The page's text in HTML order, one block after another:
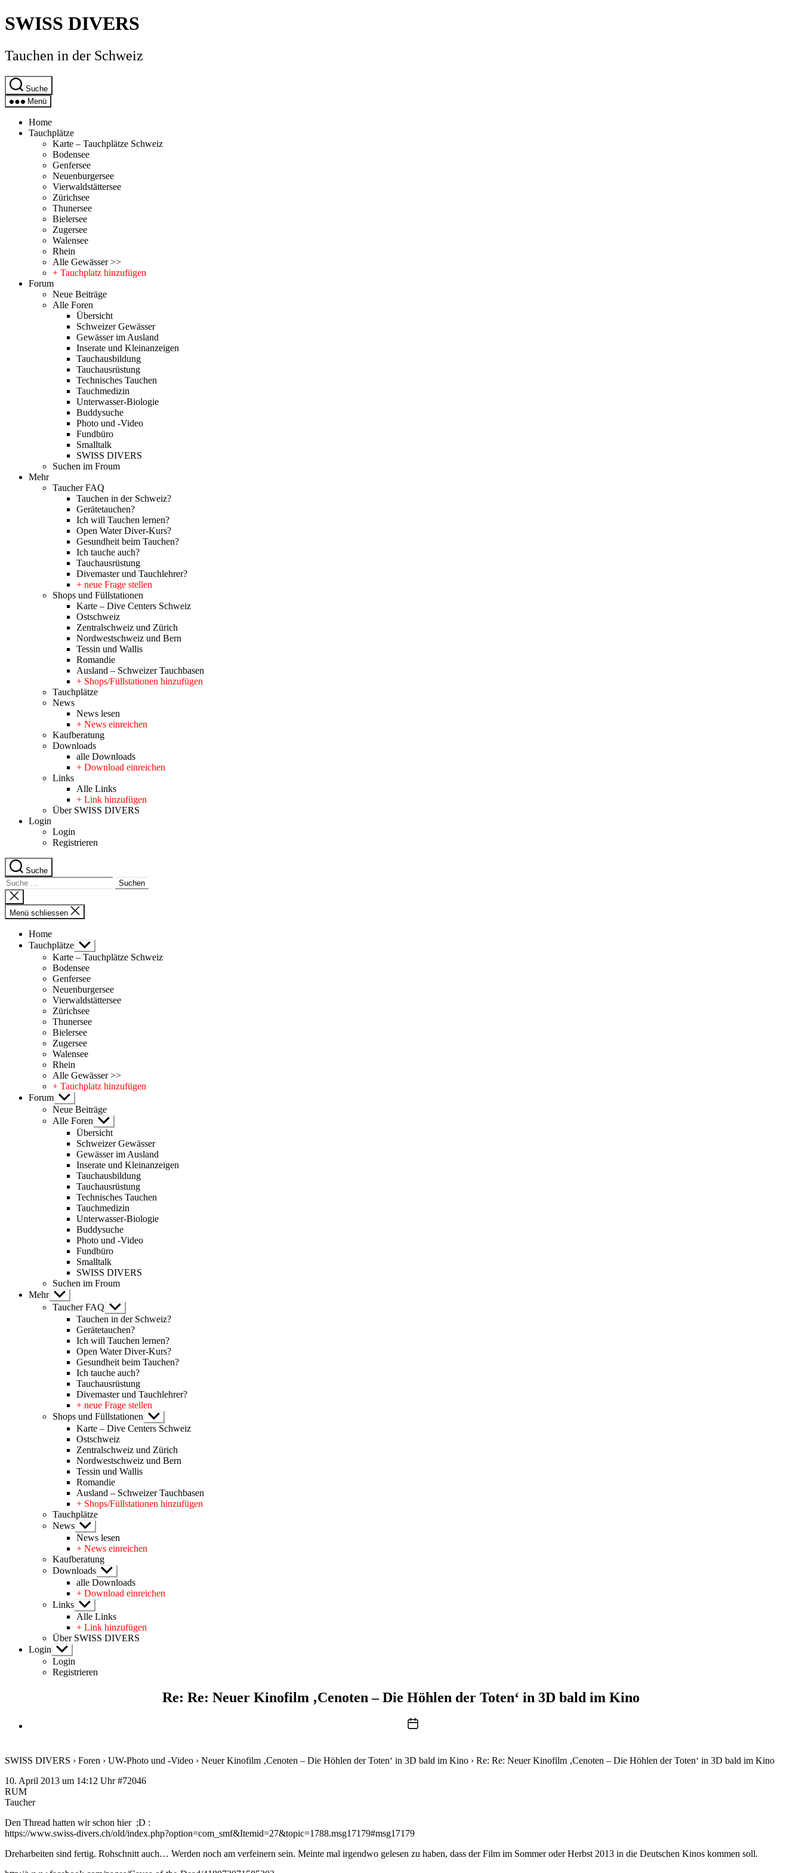
Direkt
zum
wechseln
SWISS DIVERS
Tauchen in der Schweiz
Suche
Menü
Home
Tauchplätze
Karte – Tauchplätze Schweiz
Bodensee
Genfersee
Neuenburgersee
Vierwaldstättersee
Zürichsee
Thunersee
Bielersee
Zugersee
Walensee
Rhein
Alle Gewässer >>
+ Tauchplatz hinzufügen
Forum
Neue Beiträge
Alle Foren
Übersicht
Schweizer Gewässer
Gewässer im Ausland
Inserate und Kleinanzeigen
Tauchausbildung
Tauchausrüstung
Technisches Tauchen
Tauchmedizin
Unterwasser-Biologie
Buddysuche
Photo und -Video
Fundbüro
Smalltalk
SWISS DIVERS
Suchen im Froum
Mehr
Taucher FAQ
Tauchen in der Schweiz?
Gerätetauchen?
Ich will Tauchen lernen?
Open Water Diver-Kurs?
Gesundheit beim Tauchen?
Ich tauche auch?
Tauchausrüstung
Divemaster und Tauchlehrer?
+ neue Frage stellen
Shops und Füllstationen
Karte – Dive Centers Schweiz
Ostschweiz
Zentralschweiz und Zürich
Nordwestschweiz und Bern
Tessin und Wallis
Romandie
Ausland – Schweizer Tauchbasen
+ Shops/Füllstationen hinzufügen
Tauchplätze
News
News lesen
+ News einreichen
Kaufberatung
Downloads
alle Downloads
+ Download einreichen
Links
Alle Links
+ Link hinzufügen
Über SWISS DIVERS
Login
Login
Registrieren
Suche
Suche
nach:
Suche
schliessen
Menü schliessen
Home
Tauchplätze Untermenü
anzeigen
Karte – Tauchplätze Schweiz
Bodensee
Genfersee
Neuenburgersee
Vierwaldstättersee
Zürichsee
Thunersee
Bielersee
Zugersee
Walensee
Rhein
Alle Gewässer >>
+ Tauchplatz hinzufügen
Forum Untermenü
anzeigen
Neue Beiträge
Alle Foren Untermenü
anzeigen
Übersicht
Schweizer Gewässer
Gewässer im Ausland
Inserate und Kleinanzeigen
Tauchausbildung
Tauchausrüstung
Technisches Tauchen
Tauchmedizin
Unterwasser-Biologie
Buddysuche
Photo und -Video
Fundbüro
Smalltalk
SWISS DIVERS
Suchen im Froum
Mehr Untermenü
anzeigen
Taucher FAQ Untermenü
anzeigen
Tauchen in der Schweiz?
Gerätetauchen?
Ich will Tauchen lernen?
Open Water Diver-Kurs?
Gesundheit beim Tauchen?
Ich tauche auch?
Tauchausrüstung
Divemaster und Tauchlehrer?
+ neue Frage stellen
Shops und Füllstationen Untermenü
anzeigen
Karte – Dive Centers Schweiz
Ostschweiz
Zentralschweiz und Zürich
Nordwestschweiz und Bern
Tessin und Wallis
Romandie
Ausland – Schweizer Tauchbasen
+ Shops/Füllstationen hinzufügen
Tauchplätze
News Untermenü
anzeigen
News lesen
+ News einreichen
Kaufberatung
Downloads Untermenü
anzeigen
alle Downloads
+ Download einreichen
Links Untermenü
anzeigen
Alle Links
+ Link hinzufügen
Über SWISS DIVERS
Login Untermenü
anzeigen
Login
Registrieren
Re: Re: Neuer Kinofilm ‚Cenoten – Die Höhlen der Toten‘ in 3D bald im Kino
Beitragsdatum
SWISS DIVERS › Foren › UW-Photo und -Video › Neuer Kinofilm ‚Cenoten – Die Höhlen der Toten‘ in 3D bald im Kino › Re: Re: Neuer Kinofilm ‚Cenoten – Die Höhlen der Toten‘ in 3D bald im Kino
10. April 2013 um 14:12 Uhr #72046
RUM
Taucher
Den Thread hatten wir schon hier ;D :
https://www.swiss-divers.ch/old/index.php?option=com_smf&Itemid=27&topic=1788.msg17179#msg17179
Dreharbeiten sind fertig. Rohschnitt auch… Werden noch am verfeinern sein. Meinte mal irgendwo gelesen zu haben, dass der Film im Sommer oder Herbst 2013 in die Deutschen Kinos kommen soll.